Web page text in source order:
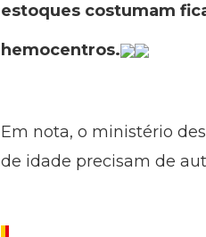
estoques costumam
hemocentros.
Em nota, o ministério
de idade precisam de